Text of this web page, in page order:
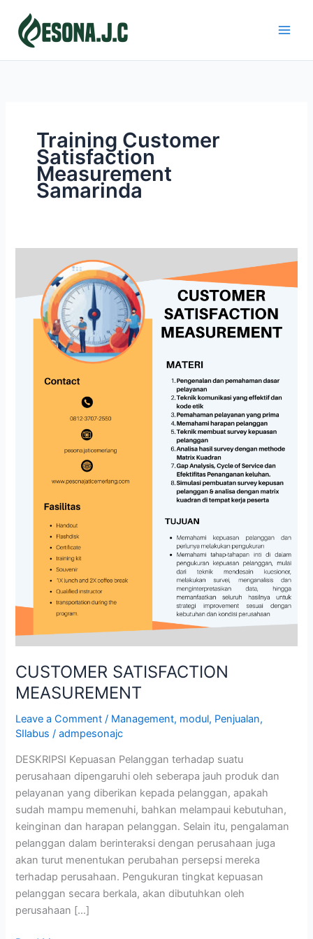
content
Training Customer
Satisfaction
Measurement
Samarinda
CUSTOMER SATISFACTION
MEASUREMENT
Leave a Comment / Management, modul, Penjualan,
SIlabus /admpesonajc
DESKRIPSI Kepuasan Pelanggan terhadap suatu
perusahaan dipengaruhi oleh seberapa jauh produk dan
pelayanan yang diberikan kepada pelanggan, apakah
sudah mampu memenuhi, bahkan melampaui kebutuhan,
keinginan dan harapan pelanggan. Selain itu, pengalaman
pelanggan dalam berinteraksi dengan perusahaan juga
akan turut menentukan perubahan persepsi mereka
terhadap perusahaan. Pengukuran tingkat kepuasan
pelanggan secara berkala, akan dibutuhkan oleh
perusahaan […]
SATISFACTION
MEASUREMENT